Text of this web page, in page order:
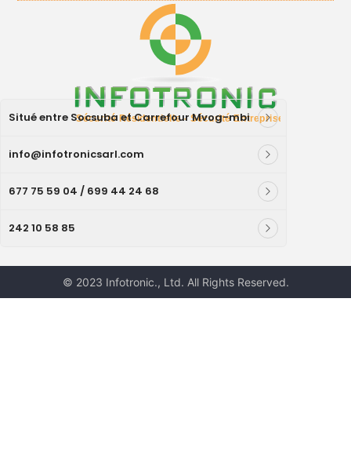
Situé entre Socsuba et Carrefour Mvog-mbi
info@infotronicsarl.com
677 75 59 04 / 699 44 24 68
242 10 58 85
© 2023 Infotronic., Ltd. All Rights Reserved.